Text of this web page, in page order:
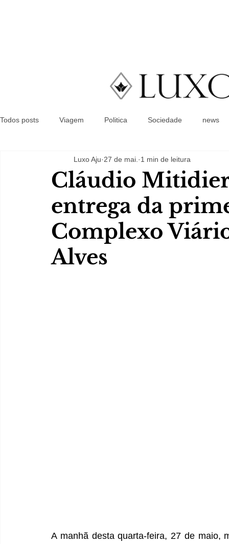
Todos posts Viagem Politica Sociedade news
Cláudio
entrega da
Complexo
Alves
Luxo Aju 27 de mai. 1 min de leitura
A manhã desta quarta-feira, 27 de maio,